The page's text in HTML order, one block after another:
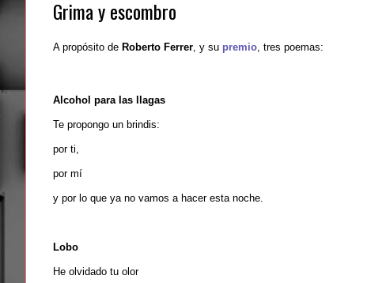
Grima y escombro
A propósito de Roberto Ferrer, y su premio, tres poemas:
Alcohol para las llagas
Te propongo un brindis:
por ti,
por mí
y por lo que ya no vamos a hacer esta noche.
Lobo
He olvidado tu olor